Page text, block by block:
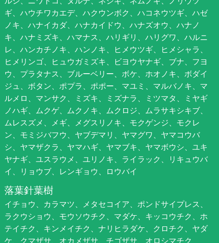
ギ、ハウチワカエデ、ハクウンボク、ハコネウツギ、ハゼ
ノキ、ハナイカダ、ハナカイドウ、ハナズオウ、ハナノ
キ、ハナミズキ、ハマナス、ハリギリ、ハリグワ、ハルニ
レ、ハンカチノキ、ハンノキ、ヒメウツギ、ヒメシャラ、
ヒメリンゴ、ヒュウガミズキ、ビヨウヤナギ、ブナ、フヨ
ウ、プラタナス、ブルーベリー、ボケ、ホオノキ、ボダイ
ジュ、ボタン、ポプラ、ポポー、マユミ、マルバノキ、マ
ルメロ、マンサク、ミズキ、ミズナラ、ミツマタ、ミヤギ
ノハギ、ムクゲ、ムクノキ、ムクロジ、ムラサキシキブ、
ムレスズメ、メギ、メグスリノキ、モクゲンジ、モクレ
ン、モミジバフウ、ヤブデマリ、ヤマグワ、ヤマコウバ
シ、ヤマザクラ、ヤマハギ、ヤマブキ、ヤマボウシ、ユキ
ヤナギ、ユスラウメ、ユリノキ、ライラック、リキュウバ
イ、リョウブ、レンギョウ、ロウバイ
落葉針葉樹
イチョウ、カラマツ、メタセコイア、ポンドサイプレス、
ラクウショウ、モウソウチク、マダケ、キッコウチク、ホ
テイチク、キンメイチク、ナリヒラダケ、クロチク、ヤダ
ケ、クマザサ、オカメザサ、チゴザサ、オロシマチク